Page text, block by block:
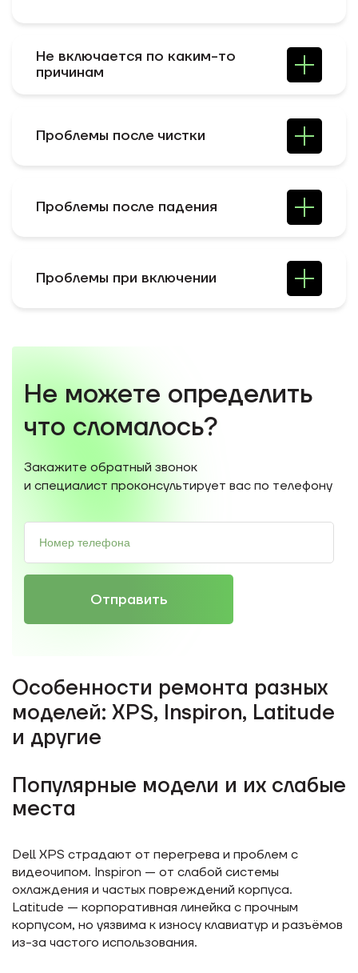
Не включается по каким-то
причинам
Проблемы после чистки
Проблемы после падения
Проблемы при включении
Не можете определить
что сломалось?
Закажите обратный звонок
и специалист проконсультирует вас по телефону
Отправить
Особенности ремонта разных
моделей: XPS, Inspiron, Latitude
и другие
Популярные модели и их слабые
места
Dell XPS страдают от перегрева и проблем с
видеочипом. Inspiron — от слабой системы
охлаждения и частых повреждений корпуса.
Latitude — корпоративная линейка с прочным
корпусом, но уязвима к износу клавиатур и разъёмов
из-за частого использования.